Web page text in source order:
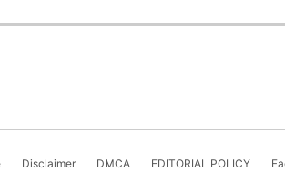
आशीर्वाद मिलता है.अनिरुद्धाचार्य जी
हैं.
Padukone)
Disclaimer DMCA EDITORIAL POLICY